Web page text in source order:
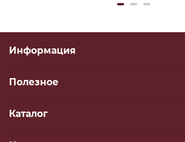
Информация
Полезное
Каталог